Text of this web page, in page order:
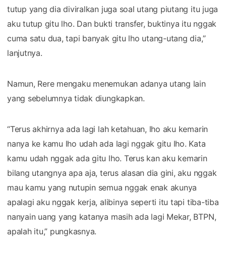
tutup yang dia diviralkan juga soal utang piutang itu juga
aku tutup gitu lho. Dan bukti transfer, buktinya itu nggak
cuma satu dua, tapi banyak gitu lho utang-utang dia,”
lanjutnya.
Namun, Rere mengaku menemukan adanya utang lain
yang sebelumnya tidak diungkapkan.
“Terus akhirnya ada lagi lah ketahuan, lho aku kemarin
nanya ke kamu lho udah ada lagi nggak gitu lho. Kata
kamu udah nggak ada gitu lho. Terus kan aku kemarin
bilang utangnya apa aja, terus alasan dia gini, aku nggak
mau kamu yang nutupin semua nggak enak akunya
apalagi aku nggak kerja, alibinya seperti itu tapi tiba-tiba
nanyain uang yang katanya masih ada lagi Mekar, BTPN,
apalah itu,” pungkasnya.